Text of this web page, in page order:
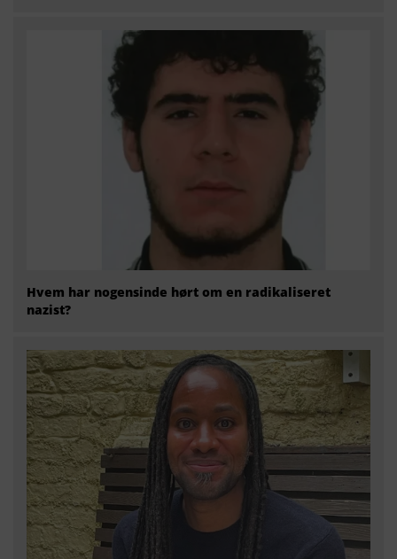
Hvem har nogensinde hørt om en radikaliseret
nazist?